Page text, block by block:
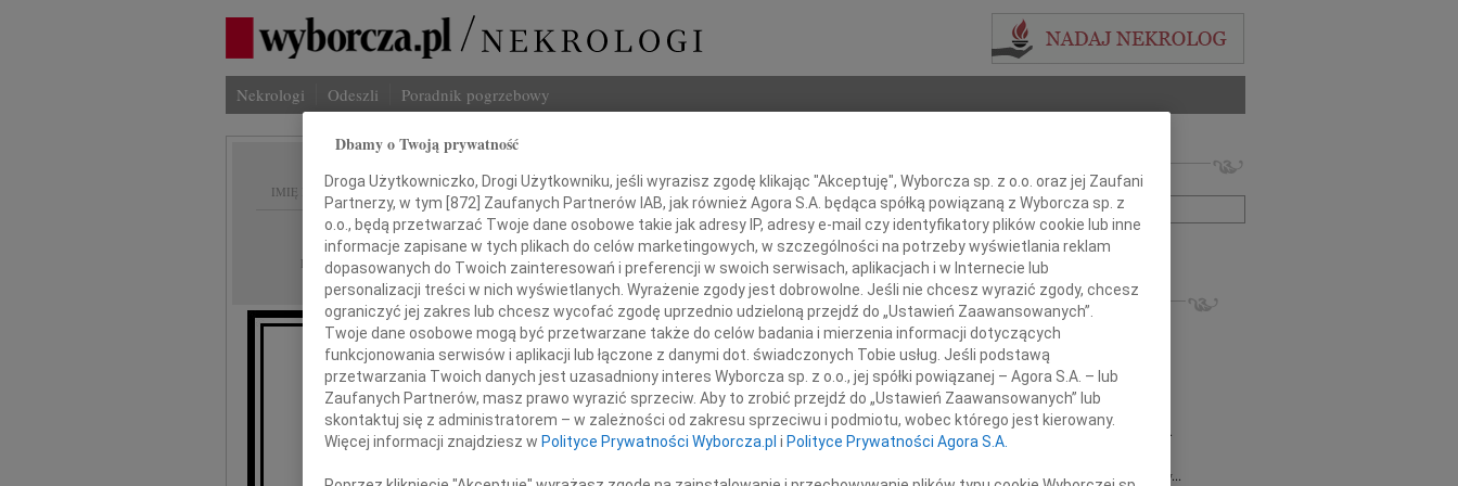
Nekrologi Odeszli Poradnik pogrzebowy
IMIĘ I NAZWISKO:
REGION: Gdańsk
DATA EMISJI: 15.06.2012
Teresie Blacharskiej
Imię i nazwisko lub numer ogłoszenia:
+ szukanie zaawansowane
INNE NEKROLOGI
06.08.2026Gdańsk
Drogi Piotrze Koleżanki i Koledzy z firmy...
05.08.2026Gdańsk
Nasze Koleżance Renacie Sęk w trudnych...
04.08.2026
Gdańsk
Panu Piotrowi Widzowi Radnemu Sejmiku...
Zofia Mazurek
Naszej Koleżance Beacie Rumińskiej wyrazy...
Dbamy o Twoją prywatność
Droga Użytkowniczko, Drogi Użytkowniku, jeśli wyrazisz zgodę klikając "Akceptuję", Wyborcza sp. z o.o. oraz jej Zaufani
Partnerzy, w tym [872] Zaufanych Partnerów IAB, jak również Agora S.A. będąca spółką powiązaną z Wyborcza sp. z
o.o., będą przetwarzać Twoje dane osobowe takie jak adresy IP, adresy e-mail czy identyfikatory plików cookie lub inne
informacje zapisane w tych plikach do celów marketingowych, w szczególności na potrzeby wyświetlania reklam
dopasowanych do Twoich zainteresowań i preferencji w swoich serwisach, aplikacjach i w Internecie lub
personalizacji treści w nich wyświetlanych. Wyrażenie zgody jest dobrowolne. Jeśli nie chcesz wyrazić zgody, chcesz
ograniczyć jej zakres lub chcesz wycofać zgodę uprzednio udzieloną przejdź do „Ustawień Zaawansowanych”.
Twoje dane osobowe mogą być przetwarzane także do celów badania i mierzenia informacji dotyczących
funkcjonowania serwisów i aplikacji lub łączone z danymi dot. świadczonych Tobie usług. Jeśli podstawą
przetwarzania Twoich danych jest uzasadniony interes Wyborcza sp. z o.o., jej spółki powiązanej – Agora S.A. – lub
Zaufanych Partnerów, masz prawo wyrazić sprzeciw. Aby to zrobić przejdź do „Ustawień Zaawansowanych” lub
skontaktuj się z administratorem – w zależności od zakresu sprzeciwu i podmiotu, wobec którego jest kierowany.
Więcej informacji znajdziesz w Polityce Prywatności Wyborcza.pl i Polityce Prywatności Agora S.A.